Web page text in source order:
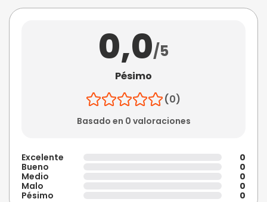
0,0/5
Pésimo
(0)
Basado en 0 valoraciones
Excelente
0
Bueno
0
Medio
0
Malo
0
Pésimo
0